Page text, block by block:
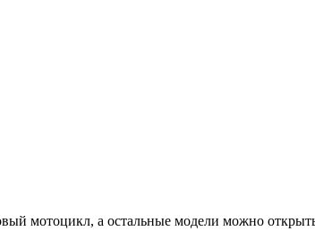
мотоцикл, а остальные модели можно